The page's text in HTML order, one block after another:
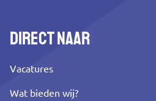
Direct naar
Vacatures
Wat bieden wij?